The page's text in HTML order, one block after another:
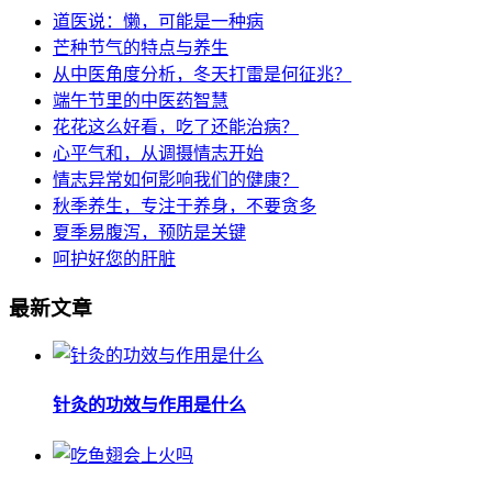
道医说：懒，可能是一种病
芒种节气的特点与养生
从中医角度分析，冬天打雷是何征兆？
端午节里的中医药智慧
花花这么好看，吃了还能治病？
心平气和，从调摄情志开始
情志异常如何影响我们的健康？
秋季养生，专注于养身，不要贪多
夏季易腹泻，预防是关键
呵护好您的肝脏
最新文章
针灸的功效与作用是什么